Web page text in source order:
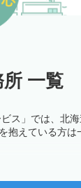
一覧
ス」では、北
抱えている方は